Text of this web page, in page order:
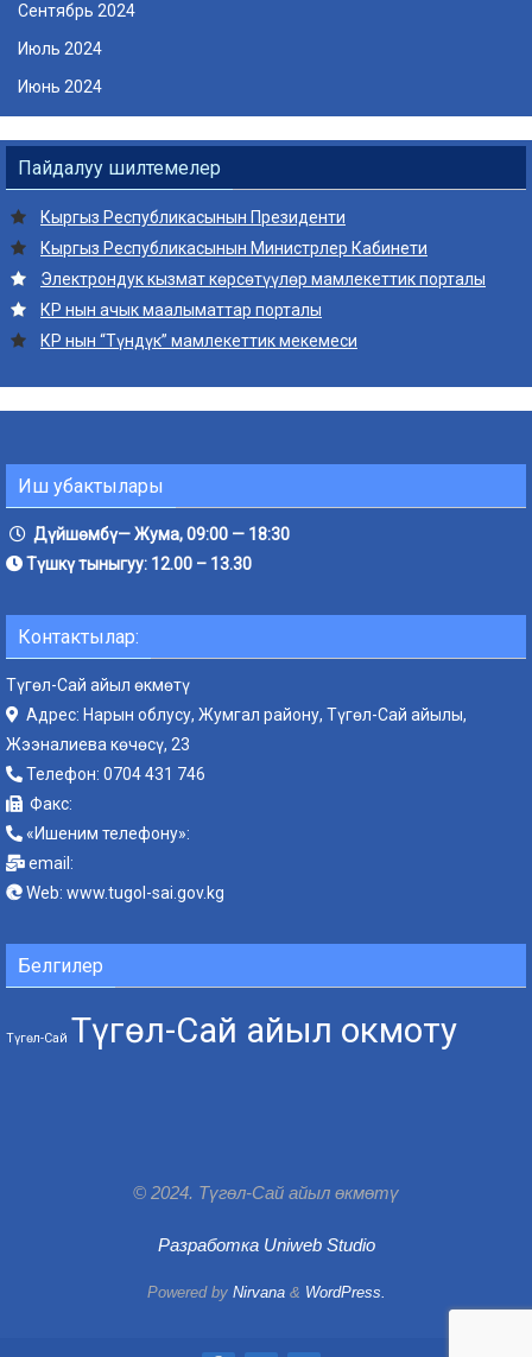
Сентябрь 2024
Июль 2024
Июнь 2024
Пайдалуу шилтемелер
Кыргыз Республикасынын Президенти
Кыргыз Республикасынын Министрлер Кабинети
Электрондук кызмат көрсөтүүлөр мамлекеттик порталы
КР нын ачык маалыматтар порталы
КР нын “Түндүк” мамлекеттик мекемеси
Иш убактылары
Дүйшөмбү— Жума, 09:00 — 18:30
Түшкү тыныгуу: 12.00 – 13.30
Контактылар:
Түгөл-Сай айыл өкмөтү
Адрес: Нарын облусу, Жумгал району, Түгөл-Сай айылы,
Жээналиева көчөсү, 23
Телефон: 0704 431 746
Факс:
«Ишеним телефону»:
email:
Web: www.tugol-sai.gov.kg
Белгилер
Түгөл-Сай Түгөл-Сай айыл окмоту
© 2024. Түгөл-Сай айыл өкмөтү
Разработка Uniweb Studio
Powered by Nirvana& WordPress.